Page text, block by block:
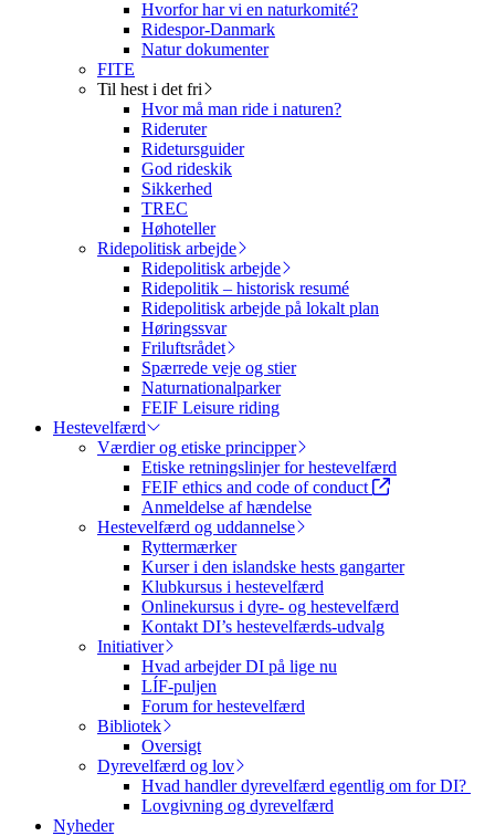
Hvorfor har vi en naturkomité?
Ridespor-Danmark
Natur dokumenter
FITE
Til hest i det fri
Hvor må man ride i naturen?
Rideruter
Ridetursguider
God rideskik
Sikkerhed
TREC
Høhoteller
Ridepolitisk arbejde
Ridepolitisk arbejde
Ridepolitik – historisk resumé
Ridepolitisk arbejde på lokalt plan
Høringssvar
Friluftsrådet
Spærrede veje og stier
Naturnationalparker
FEIF Leisure riding
Hestevelfærd
Værdier og etiske principper
Etiske retningslinjer for hestevelfærd
FEIF ethics and code of conduct
Anmeldelse af hændelse
Hestevelfærd og uddannelse
Ryttermærker
Kurser i den islandske hests gangarter
Klubkursus i hestevelfærd
Onlinekursus i dyre- og hestevelfærd
Kontakt DI’s hestevelfærds-udvalg
Initiativer
Hvad arbejder DI på lige nu
LÍF-puljen
Forum for hestevelfærd
Bibliotek
Oversigt
Dyrevelfærd og lov
Hvad handler dyrevelfærd egentlig om for DI?
Lovgivning og dyrevelfærd
Nyheder